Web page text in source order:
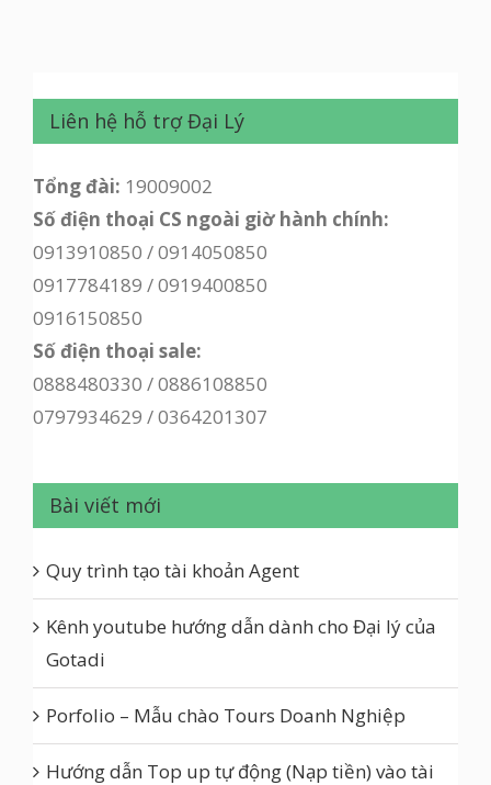
Liên hệ hỗ trợ Đại Lý
Tổng đài: 19009002
Số điện thoại CS ngoài giờ hành chính:
0913910850 / 0914050850
0917784189 / 0919400850
0916150850
Số điện thoại sale:
0888480330 / 0886108850
0797934629 / 0364201307
Bài viết mới
Quy trình tạo tài khoản Agent
Kênh youtube hướng dẫn dành cho Đại lý của
Gotadi
Porfolio – Mẫu chào Tours Doanh Nghiệp
Hướng dẫn Top up tự động (Nạp tiền) vào tài